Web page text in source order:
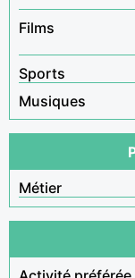
Films
Sports
Musiques
Métier